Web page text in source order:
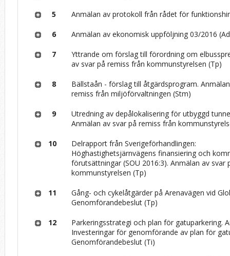
5 Anmälan av protokoll från rådet för
6 Anmälan av ekonomisk uppföljning 03/2016
7
Yttrande om förslag till förordning om
av svar på remiss från kommunstyrelsen (Tp)
8
Bällstaån - förslag till åtgärdsprogram.
remiss från miljöförvaltningen (Stm)
9
Utredning av depålokalisering för utbyggd
Anmälan av svar på remiss från
10
Delrapport från Sverigeförhandlingen:
Höghastighetsjärnvägens finansiering och
förutsättningar (SOU 2016:3). Anmälan av svar
kommunstyrelsen (Tp)
11
Gång- och cykelåtgärder på Arenavägen vid
Genomförandebeslut (Tp)
12
Parkeringsstrategi och plan för gatuparkering.
Investeringar för genomförande av plan för
Genomförandebeslut (Ti)